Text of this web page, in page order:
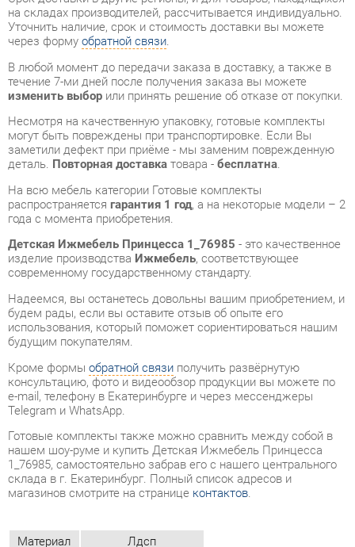
В любой момент до передачи заказа в доставку, а также в
течение 7-ми дней после получения заказа вы можете
изменить выборили принять решение об отказе от покупки.
Несмотря на качественную упаковку, готовые комплекты
могут быть повреждены при транспортировке. Если Вы
заметили дефект при приёме - мы заменим поврежденную
деталь.Повторная доставка товара -бесплатна.
На всю мебель категории Готовые комплекты
распространяетсягарантия 1 год, а на некоторые модели – 2
года с момента приобретения.
изделие производстваИжмебель, соответствующее
современному государственному стандарту.
будем рады, если вы оставите отзыв об опыте его
использования, который поможет сориентироваться нашим
будущим покупателям.
Кроме формы обратной связиполучить развёрнутую
консультацию, фото и видеообзор продукции вы можете по
e-mail, телефону в Екатеринбурге и через мессенджеры
Telegram и WhatsApp.
Готовые комплекты также можно сравнить между собой в
нашем шоу-руме и купить Детская Ижмебель Принцесса
1_76985, самостоятельно забрав его с нашего центрального
склада в г. Екатеринбург. Полный список адресов и
магазинов смотрите на странице
Материал Лдсп
Цвет Лиственница сибиу
ОТЗЫВЫ